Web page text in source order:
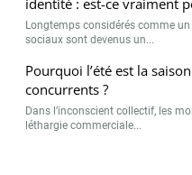
Longtemps considérés comme
sociaux sont devenus un...
Pourquoi l’été est la
concurrents ?
Dans l’inconscient collectif, les
léthargie commerciale...